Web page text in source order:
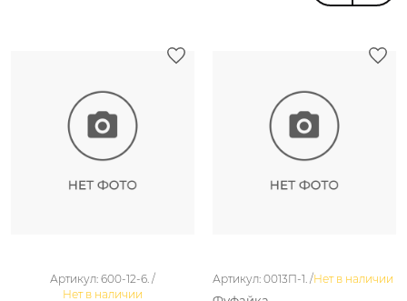
Артикул: 600-12-6. /
Нет в наличии
Артикул: 0013П-1. /Нет в наличии